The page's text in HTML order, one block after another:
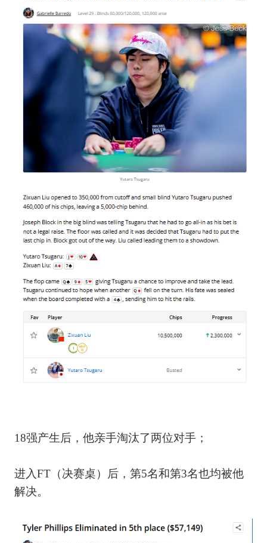
18强产生后，他亲手淘汰了两位对手；
进入FT（决赛桌）后，第5名和第3名也均被他
解决。